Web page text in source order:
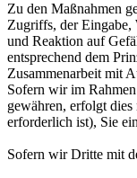
Zu den Maßnahmen
Zugriffs, der Eingabe,
und Reaktion auf
entsprechend dem
Zusammenarbeit mit
Sofern wir im
gewähren, erfolgt
erforderlich ist), Sie
Sofern wir Dritte mit